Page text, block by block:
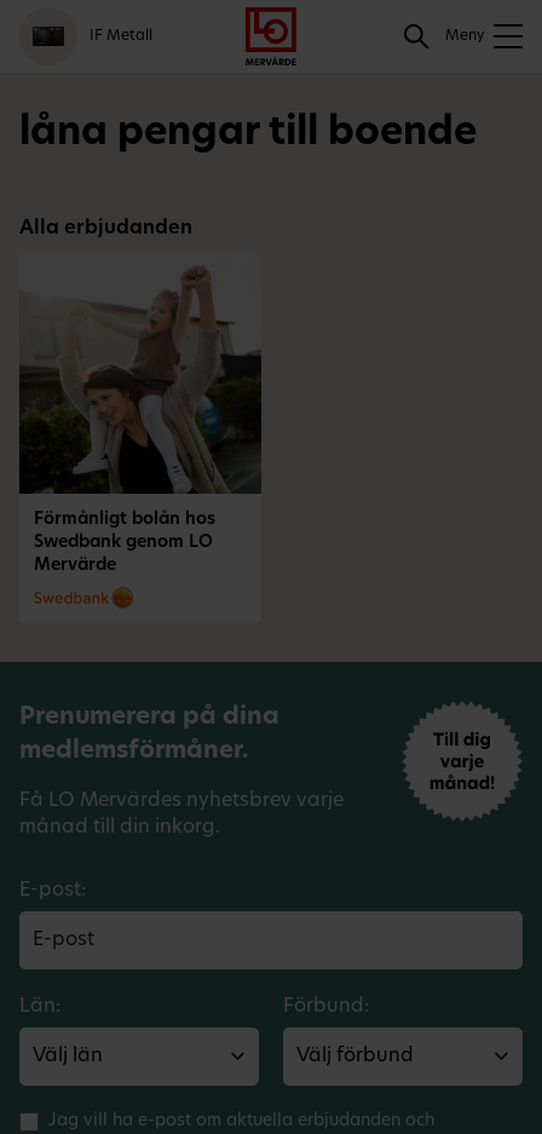
Gå
till
meny
Logga
in
Hoppa
till
innehåll
IF Metall Meny
Sök
låna pengar till boende
Alla erbjudanden
Förmånligt bolån hos
Swedbank genom LO
Mervärde
Prenumerera på dina
medlemsförmåner.
Få LO Mervärdes nyhetsbrev varje
månad till din inkorg.
E-post:
Län: Förbund:
Jag vill ha e-post om aktuella erbjudanden och